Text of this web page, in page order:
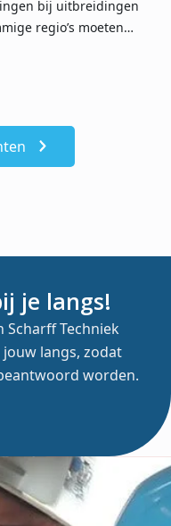
bij uitbreidingen
regio’s moeten…
je langs!
Scharff Techniek
langs, zodat
worden.